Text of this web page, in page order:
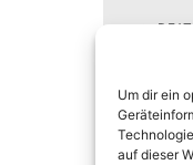
Um dir ein
auf dieser
DJENT